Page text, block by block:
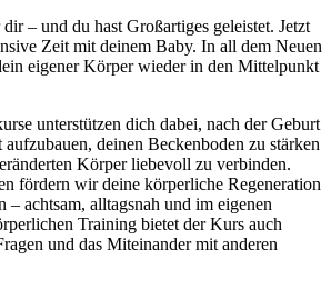
– und du hast Großartiges geleistet. Jetzt
Zeit mit deinem Baby. In all dem Neuen
eigener Körper wieder in den Mittelpunkt
unterstützen dich dabei, nach der Geburt
deinen Beckenboden zu stärken
Körper liebevoll zu verbinden.
fördern wir deine körperliche Regeneration
– achtsam, alltagsnah und im eigenen
Training bietet der Kurs auch
und das Miteinander mit anderen